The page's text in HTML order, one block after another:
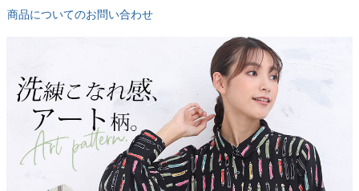
商品についてのお問い合わせ